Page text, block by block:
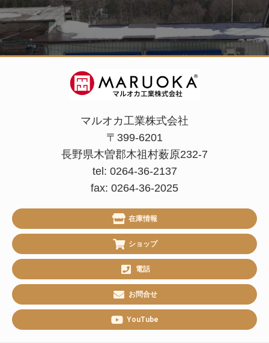
マルオカ工業株式会社
〒399-6201
長野県木曽郡木祖村薮原232-7
tel: 0264-36-2137
fax: 0264-36-2025
在庫情報
ショップ
電話
お問合せ
YouTube